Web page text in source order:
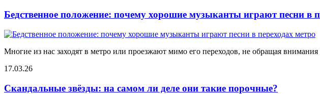
Бедственное положение: почему хорошие музыканты играют песни в
Многие из нас заходят в метро или проезжают мимо его переходов, не обращая
17.03.26
Скандальные звёзды: на самом ли деле они такие порочные?